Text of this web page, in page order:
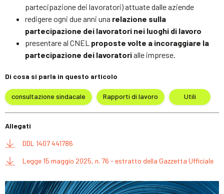
partecipazione dei lavoratori) attuate dalle aziende
redigere ogni due anni una relazione sulla
partecipazione dei lavoratori nei luoghi di lavoro
presentare al CNEL proposte volte a incoraggiare la
partecipazione dei lavoratorialle imprese.
Di cosa si parla in questo articolo
consultazione sindacale Rapporti di lavoro Utili
Allegati
DDL 1407 441786
Legge 15 maggio 2025, n. 76 - estratto della Gazzetta Ufficiale